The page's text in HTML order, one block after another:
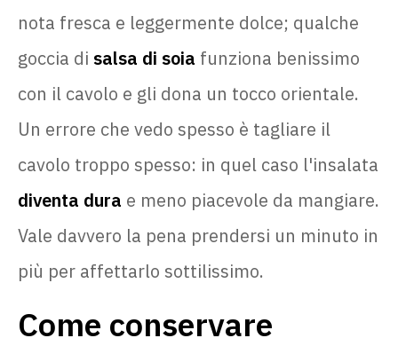
nota fresca e leggermente dolce; qualche
goccia di salsa di soia funziona benissimo
con il cavolo e gli dona un tocco orientale.
Un errore che vedo spesso è tagliare il
cavolo troppo spesso: in quel caso l'insalata
diventa dura e meno piacevole da mangiare.
Vale davvero la pena prendersi un minuto in
più per affettarlo sottilissimo.
Come conservare